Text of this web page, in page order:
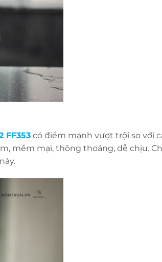
FF353 có điểm mạnh vượt trội so với
mềm mại, thông thoáng, dễ chịu.